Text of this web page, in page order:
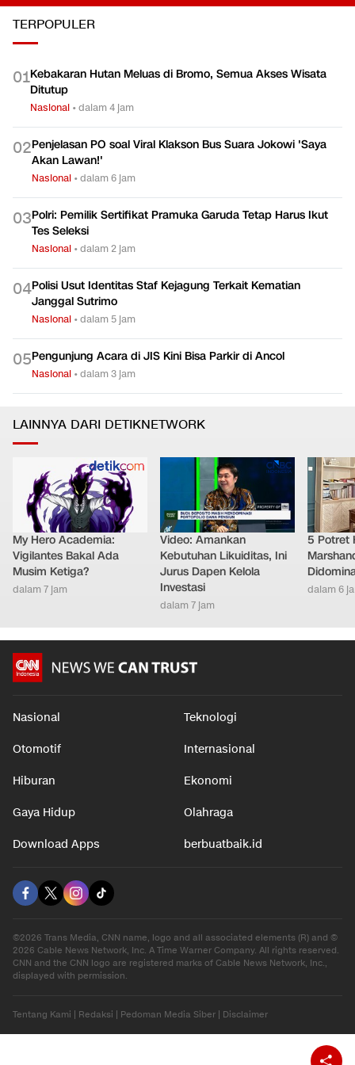
TERPOPULER
01Kebakaran Hutan Meluas di Bromo, Semua Akses Wisata
Ditutup
Nasional •dalam 4 jam
02Penjelasan PO soal Viral Klakson Bus Suara Jokowi 'Saya
Akan Lawan!'
Nasional •dalam 6 jam
03Polri: Pemilik Sertifikat Pramuka Garuda Tetap Harus Ikut
Tes Seleksi
Nasional •dalam 2 jam
04Polisi Usut Identitas Staf Kejagung Terkait Kematian
Janggal Sutrimo
Nasional •dalam 5 jam
05Pengunjung Acara di JIS Kini Bisa Parkir di Ancol
Nasional •dalam 3 jam
LAINNYA DARI DETIKNETWORK
My Hero Academia:
Vigilantes Bakal Ada
Musim Ketiga?
dalam 7 jam
Video: Amankan
Kebutuhan Likuiditas, Ini
Jurus Dapen Kelola
Investasi
dalam 7 jam
5 Potret
dalam 6
Nasional Teknologi
Otomotif Internasional
Hiburan Ekonomi
Gaya Hidup Olahraga
Download Apps berbuatbaik.id
©2026 Trans Media, CNN name, logo and all associated elements (R) and ©
2026 Cable News Network, Inc. A Time Warner Company. All rights reserved.
CNN and the CNN logo are registered marks of Cable News Network, Inc.,
displayed with permission.
Tentang Kami Redaksi Pedoman Media Siber Disclaimer